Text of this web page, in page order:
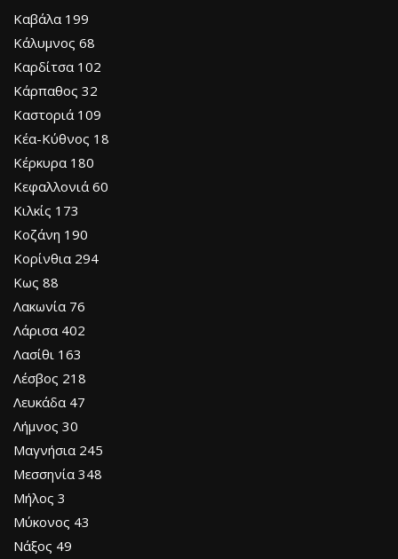
Καβάλα 199
Κάλυμνος 68
Καρδίτσα 102
Κάρπαθος 32
Καστοριά 109
Κέα-Κύθνος 18
Κέρκυρα 180
Κεφαλλονιά 60
Κιλκίς 173
Κοζάνη 190
Κορίνθια 294
Κως 88
Λακωνία 76
Λάρισα 402
Λασίθι 163
Λέσβος 218
Λευκάδα 47
Λήμνος 30
Μαγνήσια 245
Μεσσηνία 348
Μήλος 3
Μύκονος 43
Νάξος 49